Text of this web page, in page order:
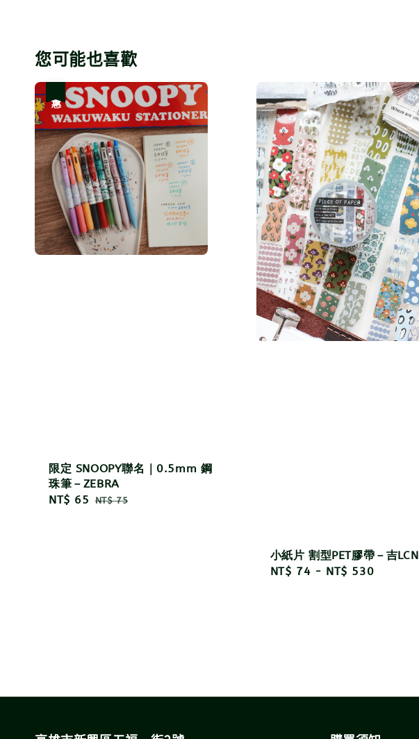
您可能也喜歡
限定 SNOOPY聯名｜0.5mm 鋼
珠筆－ZEBRA
Sale
NT$ 65 Regular
NT$ 75
小紙片 割型PET膠帶－吉LCN
Regular
NT$ 74 - NT$ 530